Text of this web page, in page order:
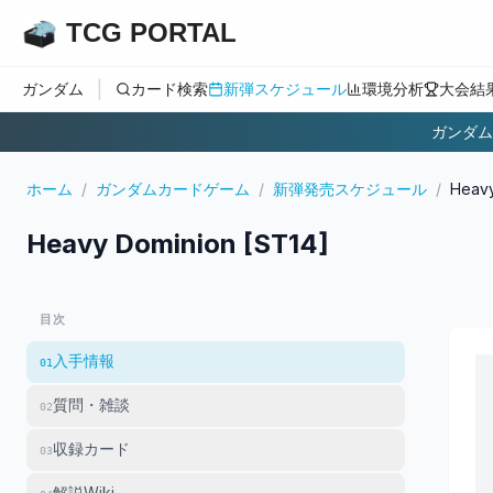
TCG PORTAL
ガンダム カード検索 新弾スケジュール 環境分析 大会結
ガンダ
ホーム / ガンダムカードゲーム / 新弾発売スケジュール /
Heavy Dominion [ST14]
目次
01 入手情報
02質問・雑談
03収録カード